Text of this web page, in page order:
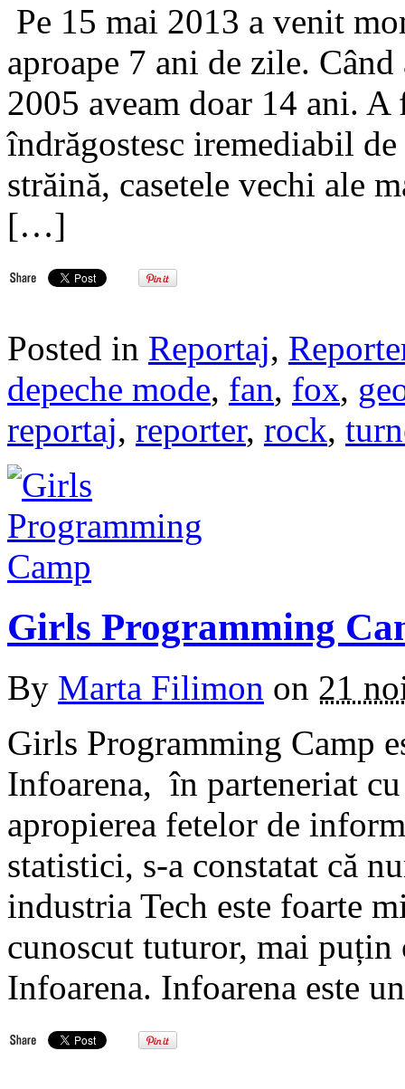
Pe 15 mai 2013 a venit
aproape 7 ani de zile.
2005 aveam doar 14 ani.
îndrăgostesc iremediabil
străină, casetele vechi ale
[…]
Posted in Reportaj,
depeche mode, fan, fox,
reportaj, reporter, rock,
Girls Programming
By Marta Filimon on 21
Girls Programming Camp
Infoarena, în parteneriat
apropierea fetelor de
statistici, s-a constatat că
industria Tech este foarte
cunoscut tuturor, mai puțin
Infoarena. Infoarena este